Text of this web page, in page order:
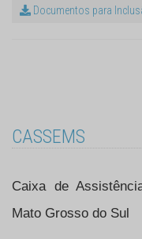
Documentos para
CASSEMS
Caixa de
Mato Grosso do Sul